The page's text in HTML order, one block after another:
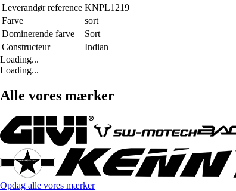
Leverandør reference KNPL1219
Farve
sort
Dominerende farve
Sort
Constructeur
Indian
Loading...
Loading...
Alle vores mærker
Opdag alle vores mærker